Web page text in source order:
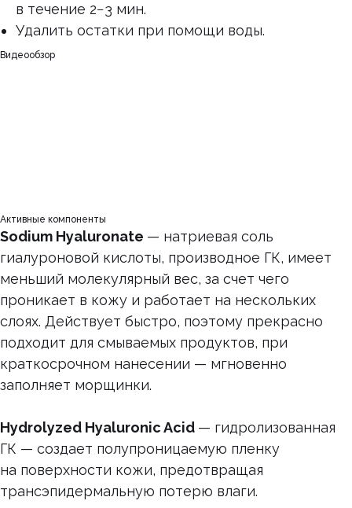
в течение 2−3 мин.
Удалить остатки при помощи воды.
Видеообзор
Активные компоненты
Sodium Hyaluronate — натриевая соль
гиалуроновой кислоты, производное ГК, имеет
меньший молекулярный вес, за счет чего
проникает в кожу и работает на нескольких
слоях. Действует быстро, поэтому прекрасно
подходит для смываемых продуктов, при
краткосрочном нанесении — мгновенно
заполняет морщинки.
Hydrolyzed Hyaluronic Acid — гидролизованная
ГК — создает полупроницаемую пленку
на поверхности кожи, предотвращая
трансэпидермальную потерю влаги.